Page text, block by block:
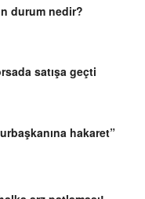
durum nedir?
satışa geçti
hakaret”